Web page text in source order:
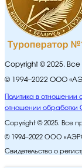
Copyright © 2025.
© 1994–2022 ООО
Политика в
отношении обработки
Copyright © 2025. Все
© 1994–2022 ООО
Свидетельство о